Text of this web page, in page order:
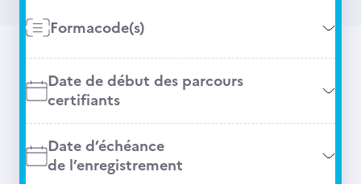
Formacode(s)
Date de début des parcours
certifiants
Date d’échéance
de l’enregistrement